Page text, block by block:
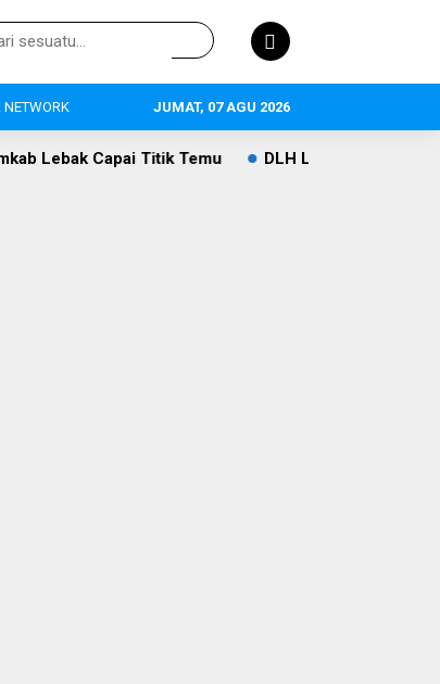
JUMAT, 07 AGU 2026
Temu DLH Lebak Dorong Perluasan Sekolah